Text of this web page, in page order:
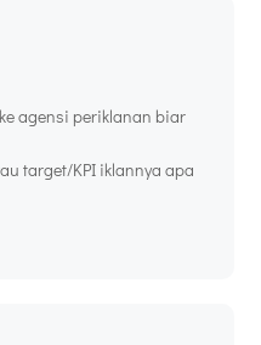
agensi periklanan biar
target/KPI iklannya apa